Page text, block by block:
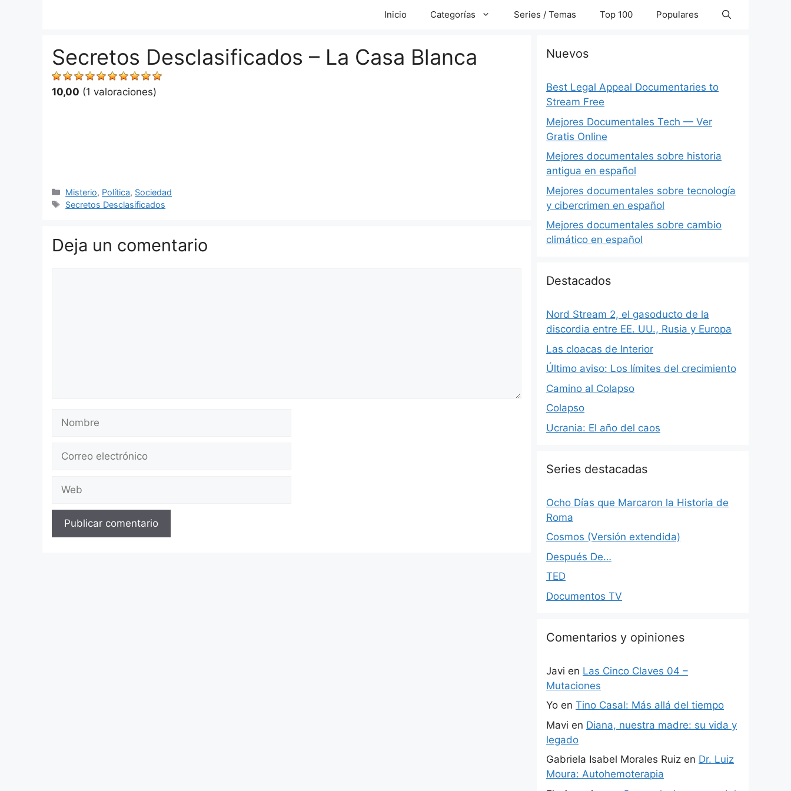
Inicio Categorías Series / Temas Top 100 Populares
Secretos Desclasificados – La Casa Blanca
10,00 (1 valoraciones)
Categorías
Misterio, Política, Sociedad
Etiquetas
Secretos Desclasificados
Deja un comentario
electrónico
Nuevos
Best Legal Appeal Documentaries to
Stream Free
Mejores Documentales Tech — Ver
Gratis Online
Mejores documentales sobre historia
antigua en español
Mejores documentales sobre tecnología
y cibercrimen en español
Mejores documentales sobre cambio
climático en español
Destacados
Nord Stream 2, el gasoducto de la
discordia entre EE. UU., Rusia y Europa
Las cloacas de Interior
Último aviso: Los límites del crecimiento
Camino al Colapso
Colapso
Ucrania: El año del caos
Series destacadas
Ocho Días que Marcaron la Historia de
Roma
Cosmos (Versión extendida)
Después De…
TED
Documentos TV
Comentarios y opiniones
Javi en Las Cinco Claves 04 –
Mutaciones
Yo en Tino Casal: Más allá del tiempo
Mavi en Diana, nuestra madre: su vida y
legado
Gabriela Isabel Morales Ruiz en Dr. Luiz
Moura: Autohemoterapia